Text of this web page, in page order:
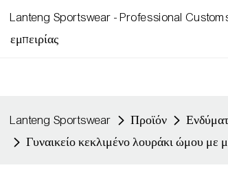
Lanteng Sportswear - Professional
εμπειρίας
Lanteng Sportswear Προϊόν
Γυναικείο κεκλιμένο λουράκι ώμου